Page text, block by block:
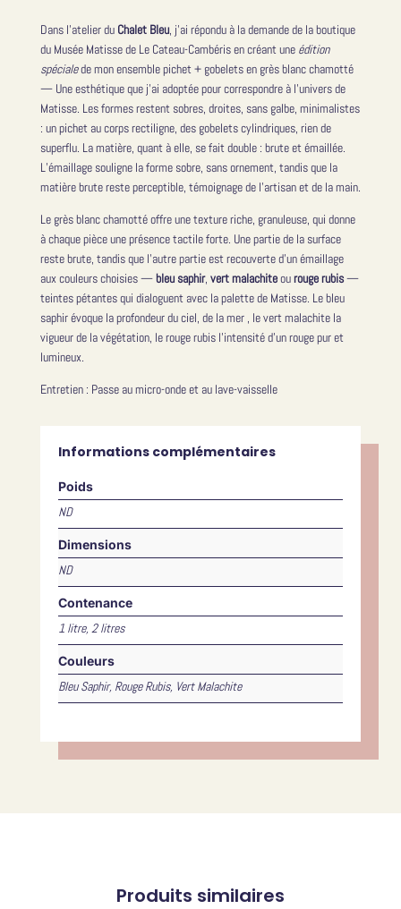
Dans l’atelier du Chalet Bleu, j’ai répondu à la demande de la boutique
du Musée Matisse de Le Cateau-Cambéris en créant une édition
spécialede mon ensemble pichet + gobelets en grès blanc chamotté
— Une esthétique que j’ai adoptée pour correspondre à l’univers de
Matisse. Les formes restent sobres, droites, sans galbe, minimalistes
: un pichet au corps rectiligne, des gobelets cylindriques, rien de
superflu. La matière, quant à elle, se fait double : brute et émaillée.
L’émaillage souligne la forme sobre, sans ornement, tandis que la
matière brute reste perceptible, témoignage de l’artisan et de la main.
Le grès blanc chamotté offre une texture riche, granuleuse, qui donne
à chaque pièce une présence tactile forte. Une partie de la surface
reste brute, tandis que l’autre partie est recouverte d’un émaillage
aux couleurs choisies —bleu saphir, vert malachiteourouge rubis—
teintes pétantes qui dialoguent avec la palette de Matisse. Le bleu
saphir évoque la profondeur du ciel, de la mer , le vert malachite la
vigueur de la végétation, le rouge rubis l’intensité d’un rouge pur et
lumineux.
Entretien : Passe au micro-onde et au lave-vaisselle
Informations complémentaires
Poids
ND
Dimensions
ND
Contenance
1 litre, 2 litres
Couleurs
Bleu Saphir, Rouge Rubis, Vert Malachite
Produits similaires